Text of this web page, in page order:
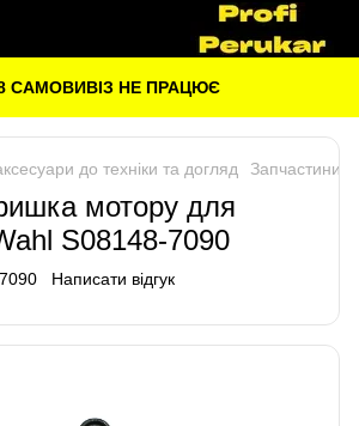
САМОВИВІЗ НЕ ПРАЦЮЄ
до техніки та догляд Запчастини
мотору для
S08148-7090
Написати відгук